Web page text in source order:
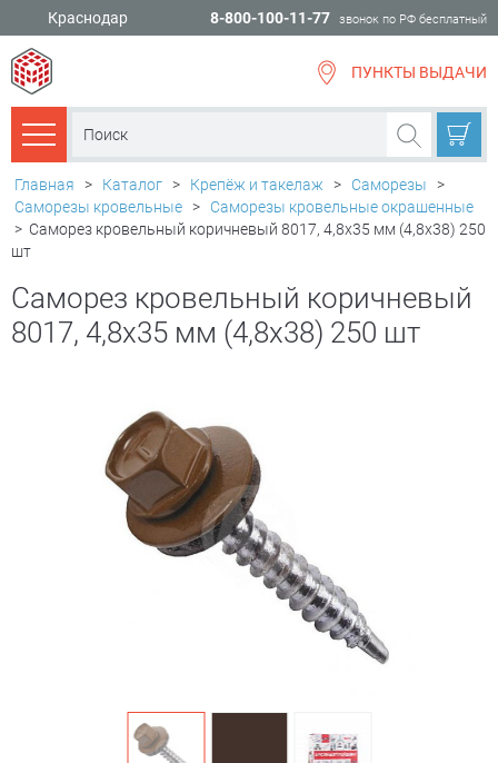
Краснодар 8-800-100-11-77 звонок по РФ бесплатный
ПУНКТЫ ВЫДАЧИ
Каталог товаров
Главная > Каталог > Крепёж и такелаж > Саморезы
>
Саморезы кровельные >
Саморезы кровельные окрашенные
> Саморез кровельный коричневый 8017, 4,8х35 мм (4,8х38) 250
шт
Саморез кровельный коричневый
8017, 4,8х35 мм (4,8х38) 250 шт